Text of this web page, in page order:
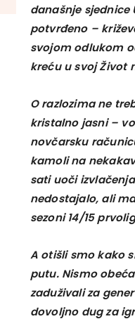
današnje sjednice
potvrđeno –
svojom odlukom
kreću u svoj Život
O razlozima ne
kristalno jasni –
novčarsku
kamoli na
sati uoči
nedostajalo, ali
sezoni 14/15
A otišli smo kako
putu. Nismo
zaduživali za
dovoljno dug za